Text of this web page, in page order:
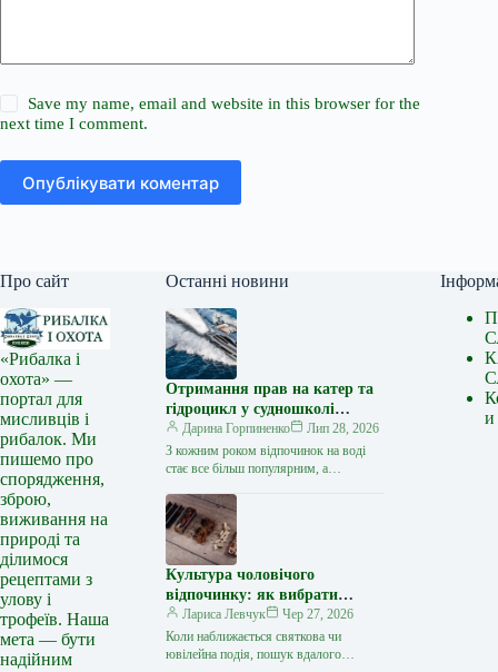
Save my name, email and website in this browser for the
next time I comment.
Опублікувати коментар
Про сайт
«Рибалка і
охота» —
портал для
мисливців і
рибалок. Ми
пишемо про
спорядження,
зброю,
виживання на
природі та
ділимося
рецептами з
улову і
трофеїв. Наша
мета — бути
надійним
Останні новини
Отримання прав на катер та
гідроцикл у судношколі
«Либідь-А»: від теорії до
іспиту
Дарина Горпиненко
Лип 28, 2026
З кожним роком відпочинок на воді
стає все більш популярним, а
чи гідроциклом відкриває нові
горизонти…
Культура чоловічого
відпочинку: як вибрати
стильний та корисний
подарунок
Лариса Левчук
Чер 27, 2026
Коли наближається святкова чи
ювілейна подія, пошук вдалого
и